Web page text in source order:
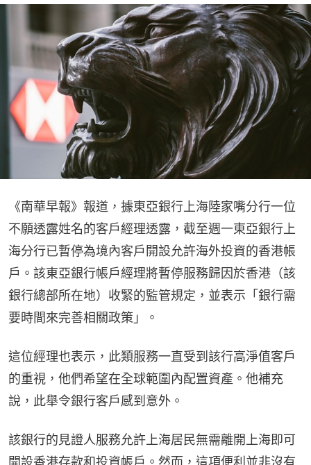
《南華早報》報道，據東亞銀行上海陸家嘴分行一位
不願透露姓名的客戶經理透露，截至週一東亞銀行上
海分行已暫停為境內客戶開設允許海外投資的香港帳
戶。該東亞銀行帳戶經理將暫停服務歸因於香港（該
銀行總部所在地）收緊的監管規定，並表示「銀行需
要時間來完善相關政策」。
這位經理也表示，此類服務一直受到該行高淨值客戶
的重視，他們希望在全球範圍內配置資產。他補充
說，此舉令銀行客戶感到意外。
該銀行的見證人服務允許上海居民無需離開上海即可
開設香港存款和投資帳戶。然而，這項便利並非沒有